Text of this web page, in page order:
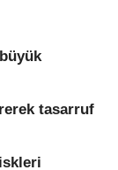
tasarruf